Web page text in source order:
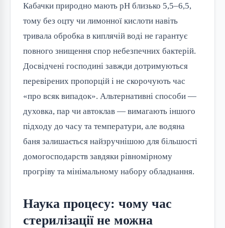
Кабачки природно мають pH близько 5,5–6,5,
тому без оцту чи лимонної кислоти навіть
тривала обробка в киплячій воді не гарантує
повного знищення спор небезпечних бактерій.
Досвідчені господині завжди дотримуються
перевірених пропорцій і не скорочують час
«про всяк випадок». Альтернативні способи —
духовка, пар чи автоклав — вимагають іншого
підходу до часу та температури, але водяна
баня залишається найзручнішою для більшості
домогосподарств завдяки рівномірному
прогріву та мінімальному набору обладнання.
Наука процесу: чому час
стерилізації не можна